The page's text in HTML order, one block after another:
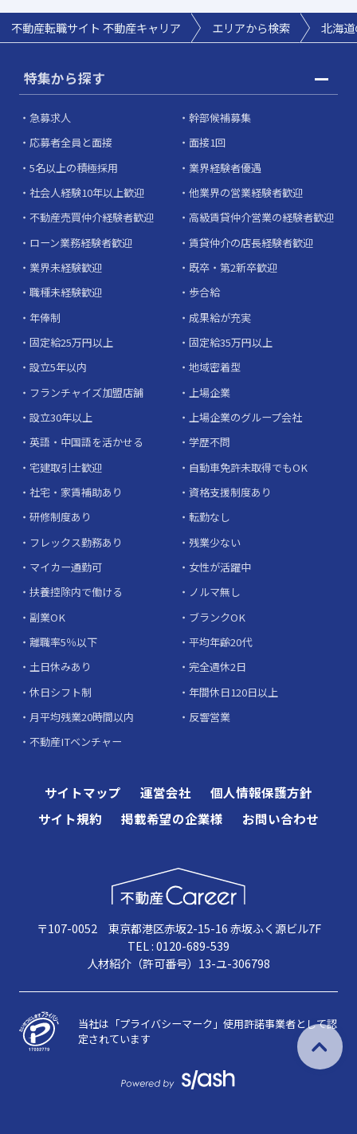
不動産転職サイト 不動産キャリア エリアから検索 北海
特集から探す
急募求人
幹部候補募集
応募者全員と面接
面接1回
5名以上の積極採用
業界経験者優遇
社会人経験10年以上歓迎
他業界の営業経験者歓迎
不動産売買仲介経験者歓迎
高級賃貸仲介営業の経験者歓迎
ローン業務経験者歓迎
賃貸仲介の店長経験者歓迎
業界未経験歓迎
既卒・第2新卒歓迎
職種未経験歓迎
歩合給
年俸制
成果給が充実
固定給25万円以上
固定給35万円以上
設立5年以内
地域密着型
フランチャイズ加盟店舗
上場企業
設立30年以上
上場企業のグループ会社
英語・中国語を活かせる
学歴不問
宅建取引士歓迎
自動車免許未取得でもOK
社宅・家賃補助あり
資格支援制度あり
研修制度あり
転勤なし
フレックス勤務あり
残業少ない
マイカー通勤可
女性が活躍中
扶養控除内で働ける
ノルマ無し
副業OK
ブランクOK
離職率5％以下
平均年齢20代
土日休みあり
完全週休2日
休日シフト制
年間休日120日以上
月平均残業20時間以内
反響営業
不動産ITベンチャー
サイトマップ 運営会社
個人情報保護方針
サイト規約
掲載希望の企業様 お問い合わせ
〒107-0052 東京都港区赤坂2-15-16 赤坂ふく源ビル7F
TEL : 0120-689-539
人材紹介（許可番号）13-ユ-306798
当社は「プライバシーマーク」使用許諾事業者として認
定されています